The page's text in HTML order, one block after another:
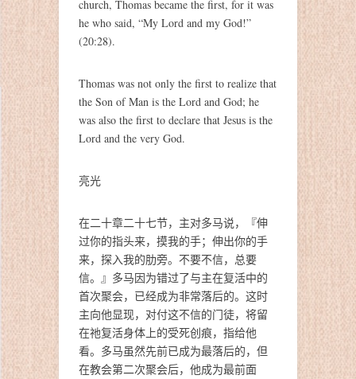
church, Thomas became the first, for it was
he who said, “My Lord and my God!”
(20:28).
Thomas was not only the first to realize that
the Son of Man is the Lord and God; he
was also the first to declare that Jesus is the
Lord and the very God.
亮光
在二十章二十七节，主对多马说，『伸
过你的指头来，摸我的手；伸出你的手
来，探入我的肋旁。不要不信，总要
信。』多马因为错过了与主在复活中的
首次聚会，已经成为非常落后的。这时
主向他显现，对付这不信的门徒，将留
在祂复活身体上的受死创痕，指给他
看。多马虽然先前已成为最落后的，但
在教会第二次聚会后，他成为最前面